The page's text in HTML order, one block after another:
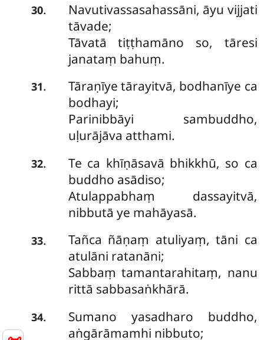
30.
Navutivassasahassāni, āyu vijjati
tāvade;
Tāvatā tiṭṭhamāno so, tāresi
janataṃ bahuṃ.
31. Tāraṇīyetārayitvā, bodhanīye ca
bodhayi;
Parinibbāyi sambuddho,
uḷurājāva atthami.
32. Te ca khīṇāsavā bhikkhū, so ca
buddho asādiso;
Atulappabhaṃ dassayitvā,
nibbutā ye mahāyasā.
33.
Tañca ñāṇaṃ atuliyaṃ, tāni ca
atulāni ratanāni;
Sabbaṃ tamantarahitaṃ, nanu
rittā sabbasaṅkhārā.
34.
Sumano yasadharo buddho,
aṅgārāmamhi nibbuto;